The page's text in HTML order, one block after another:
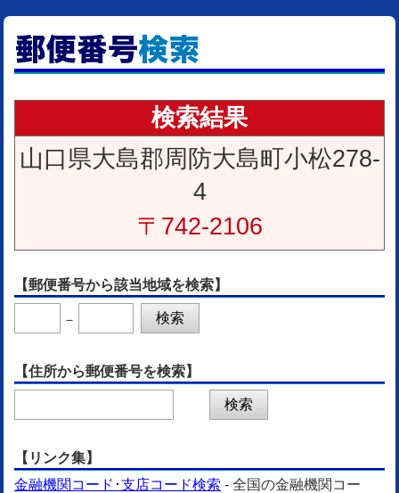
検索結果
山口県大島郡周防大島町小松278-
4
〒742-2106
【郵便番号から該当地域を検索】
－
【住所から郵便番号を検索】
【リンク集】
金融機関コード･支店コード検索 - 全国の金融機関コー